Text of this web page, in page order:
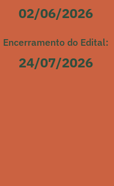
02/06/2026
Encerramento do Edital:
24/07/2026